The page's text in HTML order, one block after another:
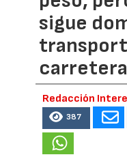
sigue
Redacción
387